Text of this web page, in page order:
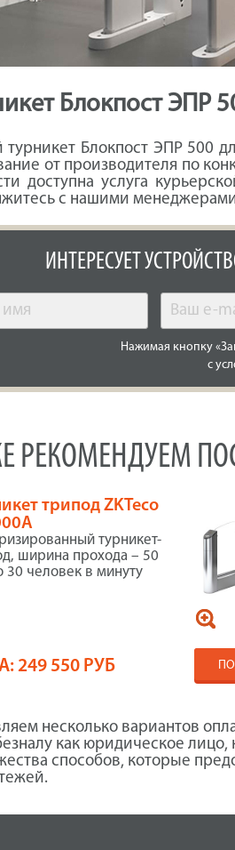
Блокпост ЭПР
Блокпост ЭПР 500
от производителя по
доступна услуга
с нашими
ИНТЕРЕСУЕТ
Нажимая кнопку
с
РЕКОМЕНДУЕМ
трипод ZKTeco
турникет-
ширина прохода – 50
30 человек в минуту
249 550 РУБ
несколько вариантов
как юридическое лицо,
способов, которые